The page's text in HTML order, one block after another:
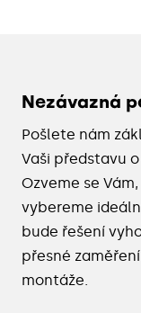
Nezávazná
Pošlete nám
Vaši představu
Ozveme se
vybereme
bude řešení
přesné
montáže.